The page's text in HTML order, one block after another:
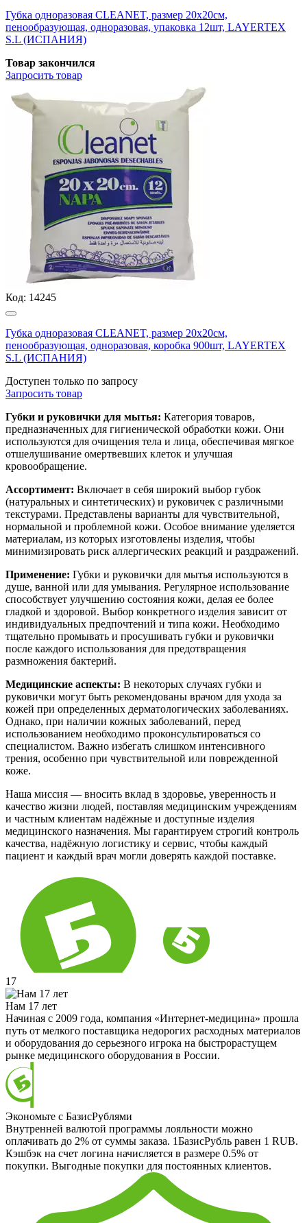
Губка одноразовая CLEANET, размер 20х20см,
пенообразующая, одноразовая, упаковка 12шт, LAYERTEX
S.L (ИСПАНИЯ)
Товар закончился
Запросить товар
Код: 14245
Губка одноразовая CLEANET, размер 20х20см,
пенообразующая, одноразовая, коробка 900шт, LAYERTEX
S.L (ИСПАНИЯ)
Доступен только по запросу
Запросить товар
Губки и руковички для мытья: Категория товаров,
предназначенных для гигиенической обработки кожи. Они
используются для очищения тела и лица, обеспечивая мягкое
отшелушивание омертвевших клеток и улучшая
кровообращение.
Ассортимент: Включает в себя широкий выбор губок
(натуральных и синтетических) и руковичек с различными
текстурами. Представлены варианты для чувствительной,
нормальной и проблемной кожи. Особое внимание уделяется
материалам, из которых изготовлены изделия, чтобы
минимизировать риск аллергических реакций и раздражений.
Применение: Губки и руковички для мытья используются в
душе, ванной или для умывания. Регулярное использование
способствует улучшению состояния кожи, делая ее более
гладкой и здоровой. Выбор конкретного изделия зависит от
индивидуальных предпочтений и типа кожи. Необходимо
тщательно промывать и просушивать губки и руковички
после каждого использования для предотвращения
размножения бактерий.
Медицинские аспекты: В некоторых случаях губки и
руковички могут быть рекомендованы врачом для ухода за
кожей при определенных дерматологических заболеваниях.
Однако, при наличии кожных заболеваний, перед
использованием необходимо проконсультироваться со
специалистом. Важно избегать слишком интенсивного
трения, особенно при чувствительной или поврежденной
коже.
Наша миссия — вносить вклад в здоровье, уверенность и
качество жизни людей, поставляя медицинским учреждениям
и частным клиентам надёжные и доступные изделия
медицинского назначения. Мы гарантируем строгий контроль
качества, надёжную логистику и сервис, чтобы каждый
пациент и каждый врач могли доверять каждой поставке.
17
Нам 17 лет
Начиная с 2009 года, компания «Интернет-медицина» прошла
путь от мелкого поставщика недорогих расходных материалов
и оборудования до серьезного игрока на быстрорастущем
рынке медицинского оборудования в России.
Экономьте с БазисРублями
Внутренней валютой программы лояльности можно
оплачивать до 2% от суммы заказа. 1БазисРубль равен 1 RUB.
Кэшбэк на счет логина начисляется в размере 0.5% от
покупки. Выгодные покупки для постоянных клиентов.